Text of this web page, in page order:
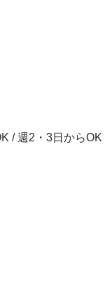
/ 週2・3日からOK